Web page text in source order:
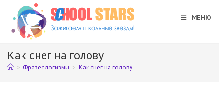
Перейти
содержимому
МЕНЮ
Как снег на голову
> Фразеологизмы > Как снег на голову